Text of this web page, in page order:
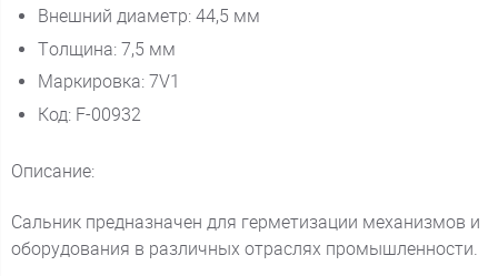
Внешний диаметр: 44,5 мм
Толщина: 7,5 мм
Маркировка: 7V1
Код: F-00932
Описание:
Сальник предназначен для герметизации механизмов и
оборудования в различных отраслях промышленности.